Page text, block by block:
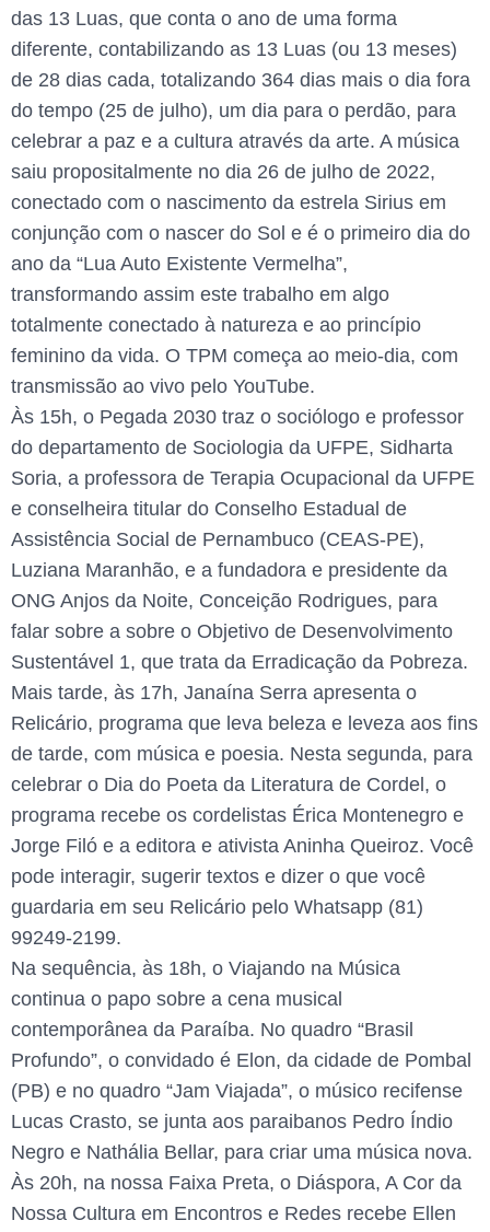
das 13 Luas, que conta o ano de uma forma
diferente, contabilizando as 13 Luas (ou 13 meses)
de 28 dias cada, totalizando 364 dias mais o dia fora
do tempo (25 de julho), um dia para o perdão, para
celebrar a paz e a cultura através da arte. A música
saiu propositalmente no dia 26 de julho de 2022,
conectado com o nascimento da estrela Sirius em
conjunção com o nascer do Sol e é o primeiro dia do
ano da “Lua Auto Existente Vermelha”,
transformando assim este trabalho em algo
totalmente conectado à natureza e ao princípio
feminino da vida. O TPM começa ao meio-dia, com
transmissão ao vivo pelo YouTube.
Às 15h, o Pegada 2030 traz o sociólogo e professor
do departamento de Sociologia da UFPE, Sidharta
Soria, a professora de Terapia Ocupacional da UFPE
e conselheira titular do Conselho Estadual de
Assistência Social de Pernambuco (CEAS-PE),
Luziana Maranhão, e a fundadora e presidente da
ONG Anjos da Noite, Conceição Rodrigues, para
falar sobre a sobre o Objetivo de Desenvolvimento
Sustentável 1, que trata da Erradicação da Pobreza.
Mais tarde, às 17h, Janaína Serra apresenta o
Relicário, programa que leva beleza e leveza aos fins
de tarde, com música e poesia. Nesta segunda, para
celebrar o Dia do Poeta da Literatura de Cordel, o
programa recebe os cordelistas Érica Montenegro e
Jorge Filó e a editora e ativista Aninha Queiroz. Você
pode interagir, sugerir textos e dizer o que você
guardaria em seu Relicário pelo Whatsapp (81)
99249-2199.
Na sequência, às 18h, o Viajando na Música
continua o papo sobre a cena musical
contemporânea da Paraíba. No quadro “Brasil
Profundo”, o convidado é Elon, da cidade de Pombal
(PB) e no quadro “Jam Viajada”, o músico recifense
Lucas Crasto, se junta aos paraibanos Pedro Índio
Negro e Nathália Bellar, para criar uma música nova.
Às 20h, na nossa Faixa Preta, o Diáspora, A Cor da
Nossa Cultura em Encontros e Redes recebe Ellen